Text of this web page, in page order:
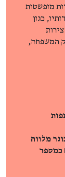
מופשטות
כגון
המשפחה,
מלווה
כמספר